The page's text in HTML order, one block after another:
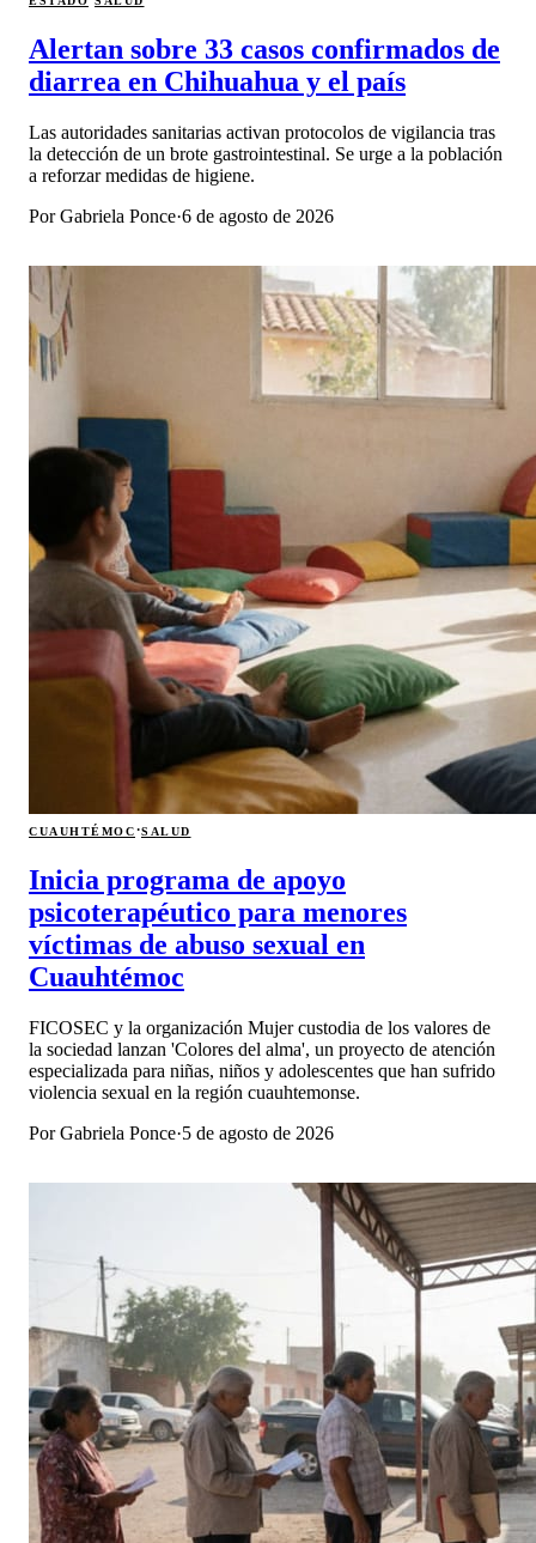
Alertan sobre 33 casos confirmados de
diarrea en Chihuahua y el país
Las autoridades sanitarias activan protocolos de vigilancia tras
la detección de un brote gastrointestinal. Se urge a la población
a reforzar medidas de higiene.
PorGabriela Ponce·6 de agosto de 2026
CUAUHTÉMOC·SALUD
Inicia programa de apoyo
psicoterapéutico para menores
víctimas de abuso sexual en
Cuauhtémoc
FICOSEC y la organización Mujer custodia de los valores de
la sociedad lanzan 'Colores del alma', un proyecto de atención
especializada para niñas, niños y adolescentes que han sufrido
violencia sexual en la región cuauhtemonse.
PorGabriela Ponce·5 de agosto de 2026